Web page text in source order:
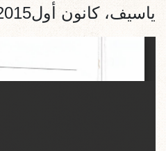
ياسيف، كانون أول2015)